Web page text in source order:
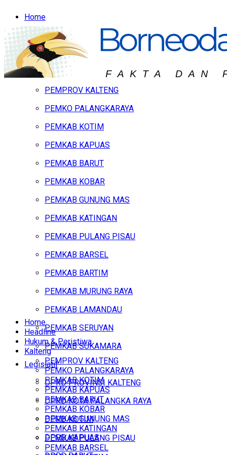
Home
Headline
Hukum & Peristiwa
Kalteng
PEMPROV KALTENG
PEMKO PALANGKARAYA
PEMKAB KOTIM
PEMKAB KAPUAS
PEMKAB BARUT
PEMKAB KOBAR
PEMKAB GUNUNG MAS
PEMKAB KATINGAN
PEMKAB PULANG PISAU
PEMKAB BARSEL
PEMKAB BARTIM
PEMKAB MURUNG RAYA
PEMKAB LAMANDAU
PEMKAB SERUYAN
PEMKAB SUKAMARA
Legislatif
DPRD PROVINSI KALTENG
DPRD KOTA PALANGKA RAYA
DPRD KOTIM
DPRD KAPUAS
Home
Headline
Hukum & Peristiwa
Kalteng
PEMPROV KALTENG
PEMKO PALANGKARAYA
PEMKAB KOTIM
PEMKAB KAPUAS
PEMKAB BARUT
PEMKAB KOBAR
PEMKAB GUNUNG MAS
PEMKAB KATINGAN
PEMKAB PULANG PISAU
PEMKAB BARSEL